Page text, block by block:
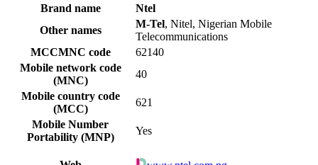
Brand name
Ntel
Other names
M-Tel, Nitel, Nigerian Mobile
Telecommunications
MCCMNC code
62140
Mobile network code
(MNC)
40
Mobile country code
(MCC)
621
Mobile Number
Portability (MNP)
Yes